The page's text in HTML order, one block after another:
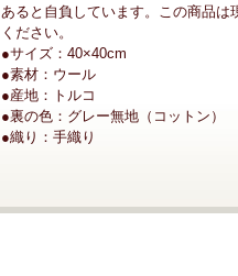
あると自負しています。この商品
ください。
●サイズ：40×40cm
●素材：ウール
●産地：トルコ
●裏の色：グレー無地（コットン）
●織り：手織り